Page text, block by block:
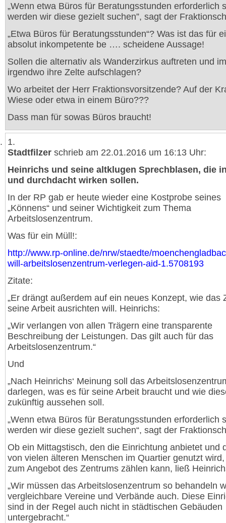
„Wenn etwa Büros für Beratungsstunden erforderlich
werden wir diese gezielt suchen”, sagt der
„Etwa Büros für Beratungsstunden“? Was ist das für
absolut inkompetente be …. scheidene Aussage!
Sollen die alternativ als Wanderzirkus auftreten und
irgendwo ihre Zelte aufschlagen?
Wo arbeitet der Herr Fraktionsvorsitzende? Auf der
Wiese oder etwa in einem Büro???
Dass man für sowas Büros braucht!
1.
Stadtfilzer schrieb am 22.01.2016 um 16:13 Uhr:
Heinrichs und seine altklugen Sprechblasen, die
und durchdacht wirken sollen.
In der RP gab er heute wieder eine Kostprobe seines
„Könnens“ und seiner Wichtigkeit zum Thema
Arbeitslosenzentrum.
Was für ein Müll!:
http://www.rp-online.de/nrw/staedte/
will-arbeitslosenzentrum-verlegen-aid-1.5708193
Zitate:
„Er drängt außerdem auf ein neues Konzept, wie das
seine Arbeit ausrichten will. Heinrichs:
„Wir verlangen von allen Trägern eine transparente
Beschreibung der Leistungen. Das gilt auch für das
Arbeitslosenzentrum.“
Und
„Nach Heinrichs‘ Meinung soll das
darlegen, was es für seine Arbeit braucht und wie
zukünftig aussehen soll.
„Wenn etwa Büros für Beratungsstunden erforderlich
werden wir diese gezielt suchen“, sagt der
Ob ein Mittagstisch, den die Einrichtung anbietet und
von vielen älteren Menschen im Quartier genutzt
zum Angebot des Zentrums zählen kann, ließ
„Wir müssen das Arbeitslosenzentrum so behandeln
vergleichbare Vereine und Verbände auch. Diese
sind in der Regel auch nicht in städtischen Gebäuden
untergebracht.“